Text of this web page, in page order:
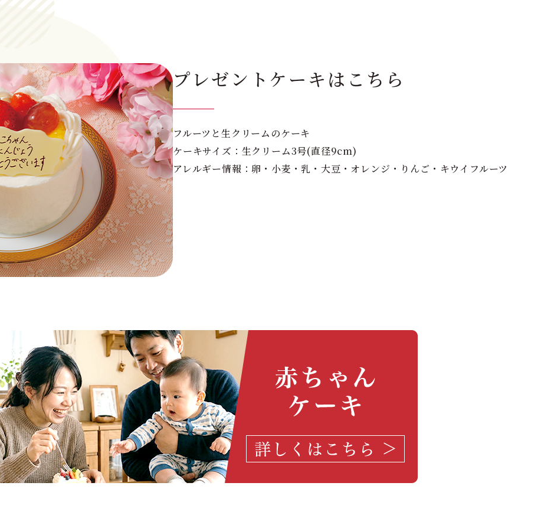
プレゼントケーキはこちら
フルーツと生クリームのケーキ
ケーキサイズ：生クリーム3号(直径9cm)
アレルギー情報：卵・小麦・乳・大豆・オレンジ・りんご・キウイフルーツ